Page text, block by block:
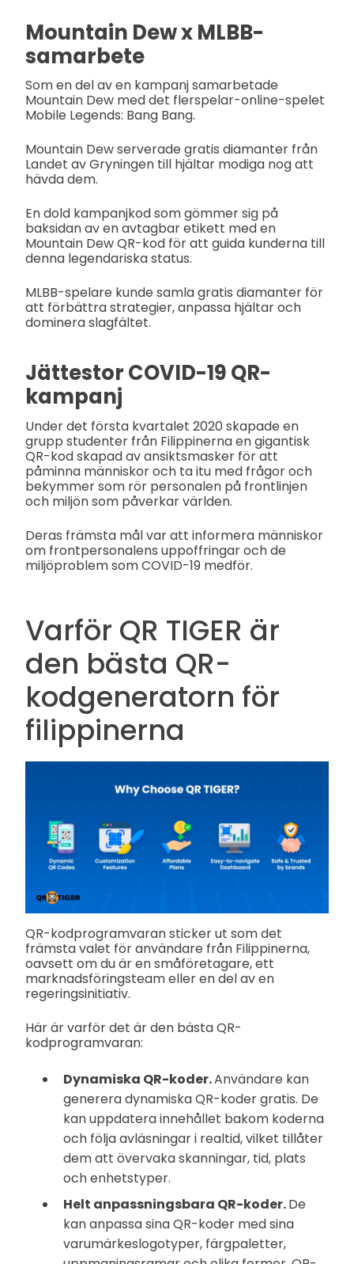
Mountain Dew x MLBB-
samarbete
Som en del av en kampanj samarbetade
Mountain Dew med det flerspelar-online-spelet
Mobile Legends: Bang Bang.
Mountain Dew serverade gratis diamanter från
Landet av Gryningen till hjältar modiga nog att
hävda dem.
En dold kampanjkod som gömmer sig på
baksidan av en avtagbar etikett med en
Mountain Dew QR-kod för att guida kunderna till
denna legendariska status.
MLBB-spelare kunde samla gratis diamanter för
att förbättra strategier, anpassa hjältar och
dominera slagfältet.
Jättestor COVID-19 QR-
kampanj
Under det första kvartalet 2020 skapade en
grupp studenter från Filippinerna en gigantisk
QR-kod skapad av ansiktsmasker för att
påminna människor och ta itu med frågor och
bekymmer som rör personalen på frontlinjen
och miljön som påverkar världen.
Deras främsta mål var att informera människor
om frontpersonalens uppoffringar och de
miljöproblem som COVID-19 medför.
Varför QR TIGER är
den bästa QR-
kodgeneratorn för
filippinerna
QR-kodprogramvaran sticker ut som det
främsta valet för användare från Filippinerna,
oavsett om du är en småföretagare, ett
marknadsföringsteam eller en del av en
regeringsinitiativ.
Här är varför det är den bästa QR-
kodprogramvaran:
Dynamiska QR-koder.Användare kan
generera dynamiska QR-koder gratis. De
kan uppdatera innehållet bakom koderna
och följa avläsningar i realtid, vilket tillåter
dem att övervaka skanningar, tid, plats
och enhetstyper.
Helt anpassningsbara QR-koder.De
kan anpassa sina QR-koder med sina
varumärkeslogotyper, färgpaletter,